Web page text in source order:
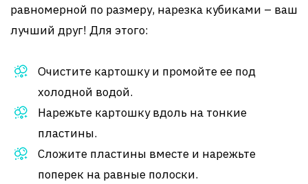
равномерной по размеру, нарезка кубиками – ваш
лучший друг! Для этого:
Очистите картошку и промойте ее под
холодной водой.
Нарежьте картошку вдоль на тонкие
пластины.
Сложите пластины вместе и нарежьте
поперек на равные полоски.